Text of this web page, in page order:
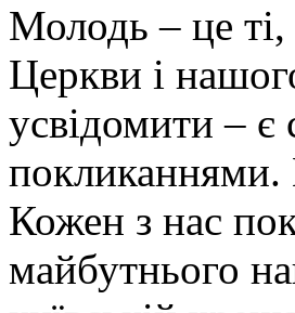
Молодь – це
Церкви і
усвідомити – є
Кожен з нас
майбутнього